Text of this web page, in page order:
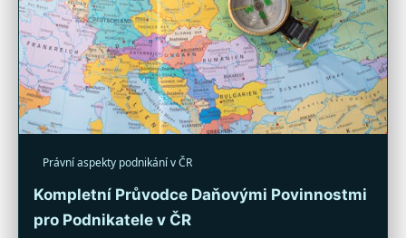
Právní aspekty podnikání v ČR
Kompletní Průvodce Daňovými Povinnostmi
pro Podnikatele v ČR